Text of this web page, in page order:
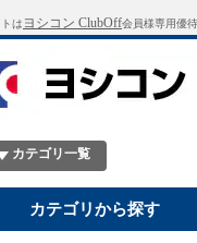
は ヨシコン ClubOff会員様専用優
カテゴリ一覧
カテゴリから探す